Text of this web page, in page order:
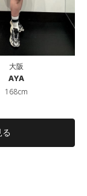
大阪
AYA
168cm